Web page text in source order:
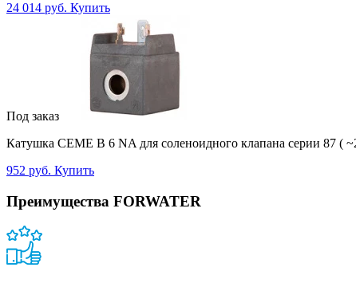
24 014 руб. Купить
Под заказ
Катушка CEME B 6 NA для соленоидного клапана серии 87 (
952 руб. Купить
Преимущества FORWATER